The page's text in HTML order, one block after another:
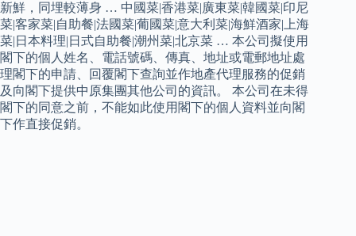
新鮮，同埋較薄身 … 中國菜|香港菜|廣東菜|韓國菜|印尼
菜|客家菜|自助餐|法國菜|葡國菜|意大利菜|海鮮酒家|上海
菜|日本料理|日式自助餐|潮州菜|北京菜 … 本公司擬使用
閣下的個人姓名、電話號碼、傳真、地址或電郵地址處
理閣下的申請、回覆閣下查詢並作地產代理服務的促銷
及向閣下提供中原集團其他公司的資訊。 本公司在未得
閣下的同意之前，不能如此使用閣下的個人資料並向閣
下作直接促銷。